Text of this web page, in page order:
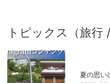
トピックス（旅行
夏の思い